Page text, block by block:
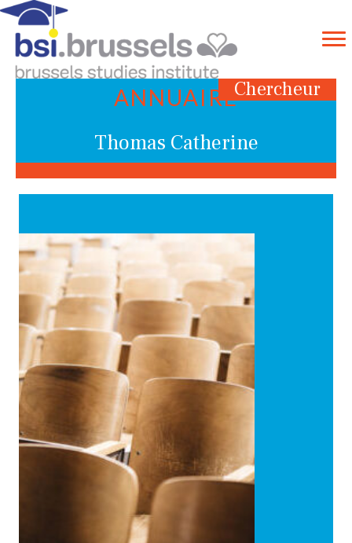
Chercheur
ANNUAIRE
Thomas Catherine